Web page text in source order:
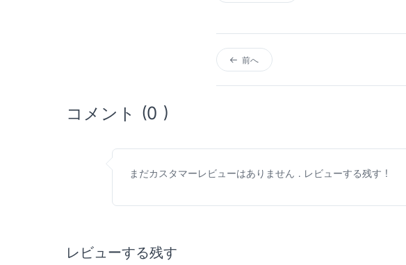
前へ
コメント (0 )
まだカスタマーレビューはありません . レビューする残す !
レビューする残す